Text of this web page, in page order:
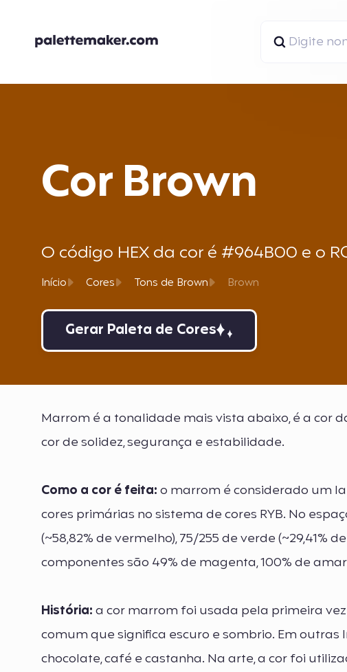
Cor Brown
O código HEX da cor é #964B00 e o
Início Cores Tons de Brown Brown
Gerar Paleta de Cores
Marrom é a tonalidade mais vista abaixo, é a cor
cor de solidez, segurança e estabilidade.
Como a cor é feita:o marrom é considerado um
cores primárias no sistema de cores RYB. No
(~58,82% de vermelho), 75/255 de verde (~29,41%
componentes são 49% de magenta, 100% de
História:a cor marrom foi usada pela primeira
comum que significa escuro e sombrio. Em
chocolate, café e castanha. Na arte, a cor foi